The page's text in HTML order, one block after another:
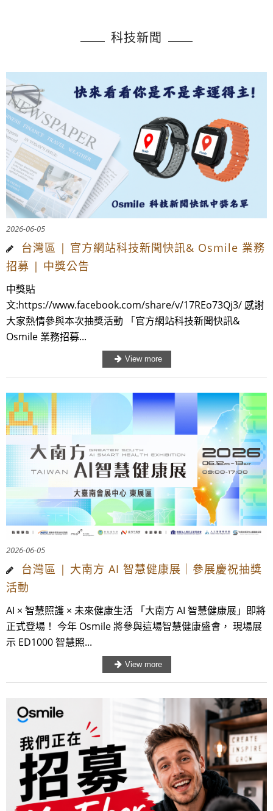
科技新聞
2026-06-05
台灣區 | 官方網站科技新聞快訊& Osmile 業務
招募 | 中獎公告
中獎貼
文:https://www.facebook.com/share/v/17REo73Qj3/ 感謝
大家熱情參與本次抽獎活動 「官方網站科技新聞快訊&
Osmile 業務招募...
2026-06-05
台灣區 | 大南方 AI 智慧健康展｜參展慶祝抽獎
活動
AI × 智慧照護 × 未來健康生活 「大南方 AI 智慧健康展」即將
正式登場！ 今年 Osmile 將參與這場智慧健康盛會， 現場展
示 ED1000 智慧照...